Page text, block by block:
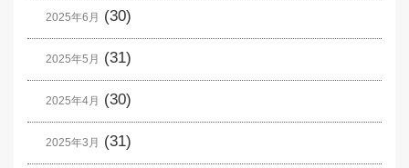
2025年6月 (30)
2025年5月 (31)
2025年4月 (30)
2025年3月 (31)